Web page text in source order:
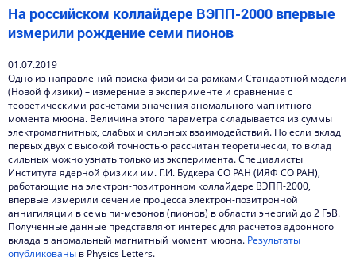
На российском коллайдере ВЭПП-2000 впервые
измерили рождение семи пионов
01.07.2019
Одно из направлений поиска физики за рамками Стандартной модели
(Новой физики) – измерение в эксперименте и сравнение с
теоретическими расчетами значения аномального магнитного
момента мюона. Величина этого параметра складывается из суммы
электромагнитных, слабых и сильных взаимодействий. Но если вклад
первых двух с высокой точностью рассчитан теоретически, то вклад
сильных можно узнать только из эксперимента. Специалисты
Института ядерной физики им. Г.И. Будкера СО РАН (ИЯФ СО РАН),
работающие на электрон-позитронном коллайдере ВЭПП-2000,
впервые измерили сечение процесса электрон-позитронной
аннигиляции в семь пи-мезонов (пионов) в области энергий до 2 ГэВ.
Полученные данные представляют интерес для расчетов адронного
вклада в аномальный магнитный момент мюона. Результаты
опубликованы в Physics Letters.